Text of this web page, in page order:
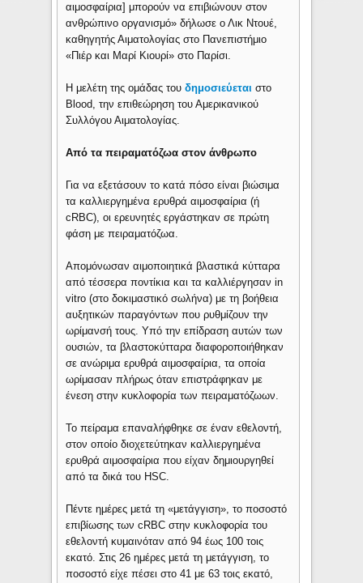
αιμοσφαίρια] μπορούν να επιβιώνουν στον
ανθρώπινο οργανισμό» δήλωσε ο Λικ Ντουέ,
καθηγητής Αιματολογίας στο Πανεπιστήμιο
«Πιέρ και Μαρί Κιουρί» στο Παρίσι.
Η μελέτη της ομάδας τουδημοσιεύεταιστο
Blood, την επιθεώρηση του Αμερικανικού
Συλλόγου Αιματολογίας.
Από τα πειραματόζωα στον άνθρωπο
Για να εξετάσουν το κατά πόσο είναι βιώσιμα
τα καλλιεργημένα ερυθρά αιμοσφαίρια (ή
cRBC), οι ερευνητές εργάστηκαν σε πρώτη
φάση με πειραματόζωα.
Απομόνωσαν αιμοποιητικά βλαστικά κύτταρα
από τέσσερα ποντίκια και τα καλλιέργησαν in
vitro (στο δοκιμαστικό σωλήνα) με τη βοήθεια
αυξητικών παραγόντων που ρυθμίζουν την
ωρίμανσή τους. Υπό την επίδραση αυτών των
ουσιών, τα βλαστοκύτταρα διαφοροποιήθηκαν
σε ανώριμα ερυθρά αιμοσφαίρια, τα οποία
ωρίμασαν πλήρως όταν επιστράφηκαν με
ένεση στην κυκλοφορία των πειραματόζωων.
Το πείραμα επαναλήφθηκε σε έναν εθελοντή,
στον οποίο διοχετεύτηκαν καλλιεργημένα
ερυθρά αιμοσφαίρια που είχαν δημιουργηθεί
από τα δικά του HSC.
Πέντε ημέρες μετά τη «μετάγγιση», το ποσοστό
επιβίωσης των cRBC στην κυκλοφορία του
εθελοντή κυμαινόταν από 94 έως 100 τοις
εκατό. Στις 26 ημέρες μετά τη μετάγγιση, το
ποσοστό είχε πέσει στο 41 με 63 τοις εκατό,